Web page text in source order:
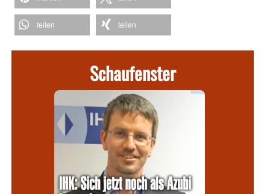
teilen teilen
Schaufenster